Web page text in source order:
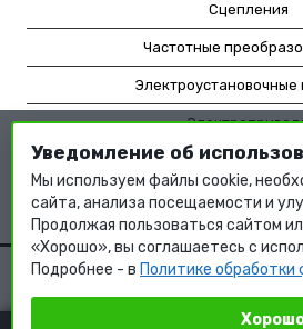
Сцепления
Частотные
Электроустановочные
Насосное
Мотор-
Уведомление об
Мы используем файлы cookie,
сайта, анализа посещаемости и
Продолжая пользоваться сайтом
«Хорошо», вы соглашаетесь с
Подробнее - в Политике обработки